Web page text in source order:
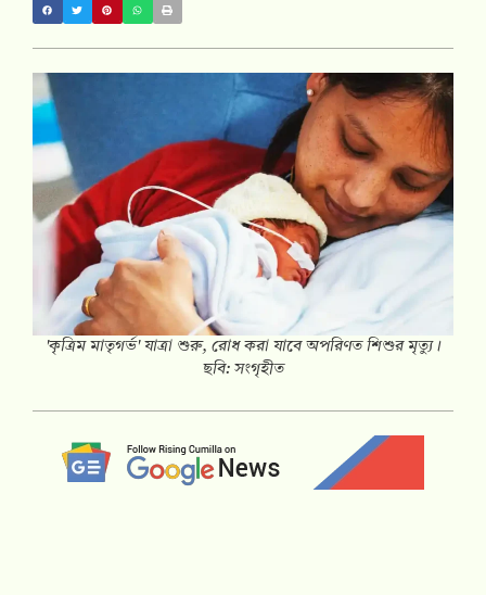
'কৃত্রিম মাতৃগর্ভ' যাত্রা শুরু, রোধ করা যাবে অপরিণত শিশুর মৃত্যু।
ছবি: সংগৃহীত